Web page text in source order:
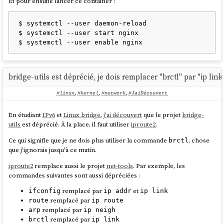
dans 2025-07-04_1614 .
J'utiliseLinuxdepuis 1999, et l'arrivée desystemd
de choses.
Cette transition a créé de la confusion chez moi, et je n'ai jamais
2014-2018 approche alternative avec Atomic Project
$ systemctl --user daemon-reload
$ systemctl --user start nginx
(https://github.com/containers/podlet) qui permet de générer des
fichiers
Podman Quadlets à partir de fichiers docker compose
réinventer la roue commeDocker.
bridge-utils est déprécié, je dois remplacer "brctl" par "ip
#linux, #kernel, #network, #JaiDécouvert
En étudiantIPv6etLinux bridge,j'ai découvertque le projet bridge-
utils est déprécié. À la place, il faut utiliseriproute2.
Ce qui signifie que je ne dois plus utiliser la commande brctl, chose
que j'ignorais jusqu'à ce matin.
iproute2 remplace aussi le projet net-tools. Par exemple, les
commandes suivantes sont aussi dépréciées :
ifconfig remplacé par ip addr et ip link
route remplacé par ip route
arp remplacé par ip neigh
brctl remplacé par ip link